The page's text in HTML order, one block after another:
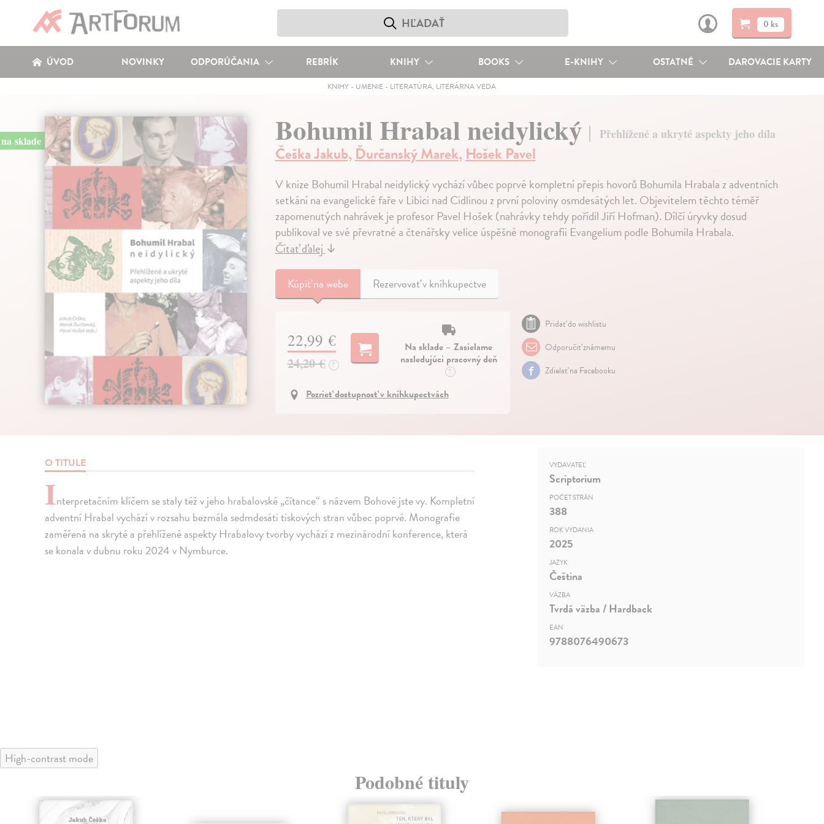
0 ks
ÚVOD NOVINKY ODPORÚČANIA REBRÍK KNIHY BOOKS E-KNIHY OSTATNÉ DAROVACIE KARTY
KNIHY - UMENIE - LITERATÚRA, LITERÁRNA VEDA
na sklade Bohumil Hrabal neidylický Přehlížené a ukryté aspekty jeho díla
Češka Jakub,Ďurčanský Marek,Hošek Pavel
V knize Bohumil Hrabal neidylický vychází vůbec poprvé kompletní přepis hovorů Bohumila Hrabala z adventních
setkání na evangelické faře v Libici nad Cidlinou z první poloviny osmdesátých let. Objevitelem těchto téměř
zapomenutých nahrávek je profesor Pavel Hošek (nahrávky tehdy pořídil Jiří Hofman). Dílčí úryvky dosud
publikoval ve své převratné a čtenářsky velice úspěšné monografii Evangelium podle Bohumila Hrabala.
Čítať ďalej↓
Kúpiťna webe Rezervovať v kníhkupectve
22,99 €
24,20 € ?
Na sklade – Zasielame
nasledujúci pracovný deň
?
Pozrieť dostupnosť v kníhkupectvách
Pridať do wishlistu
Odporučiť známemu
Zdielať na Facebooku
O TITULE
Interpretačním klíčem se staly též v jeho hrabalovské „čítance“ s názvem Bohové jste vy. Kompletní
adventní Hrabal vychází v rozsahu bezmála sedmdesáti tiskových stran vůbec poprvé. Monografie
zaměřená na skryté a přehlížené aspekty Hrabalovy tvorby vychází z mezinárodní konference, která
se konala v dubnu roku 2024 v Nymburce.
VYDAVATEĽ
Scriptorium
POČET STRÁN
388
ROK VYDANIA
2025
JAZYK
Čeština
VÄZBA
Tvrdá väzba / Hardback
EAN
9788076490673
High-contrast mode
Podobné tituly